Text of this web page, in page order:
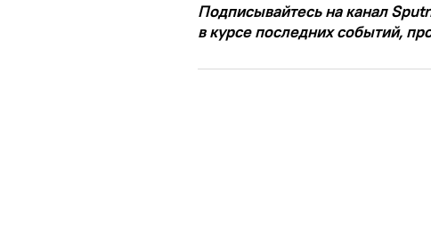
Подписывайтесь на канал
в курсе последних событий,